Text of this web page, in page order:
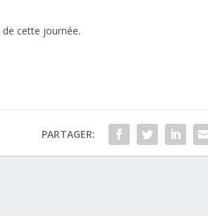
de cette journée.
PARTAGER: